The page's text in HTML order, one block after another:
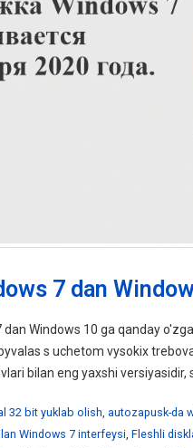
7 dan
dan Windows 10 ga qanday
s uchetom vysokix
bilan eng yaxshi versiyasidir,
32 bit yuklab olish, autozapusk-da
Windows 7 interfeysi, Fleshli